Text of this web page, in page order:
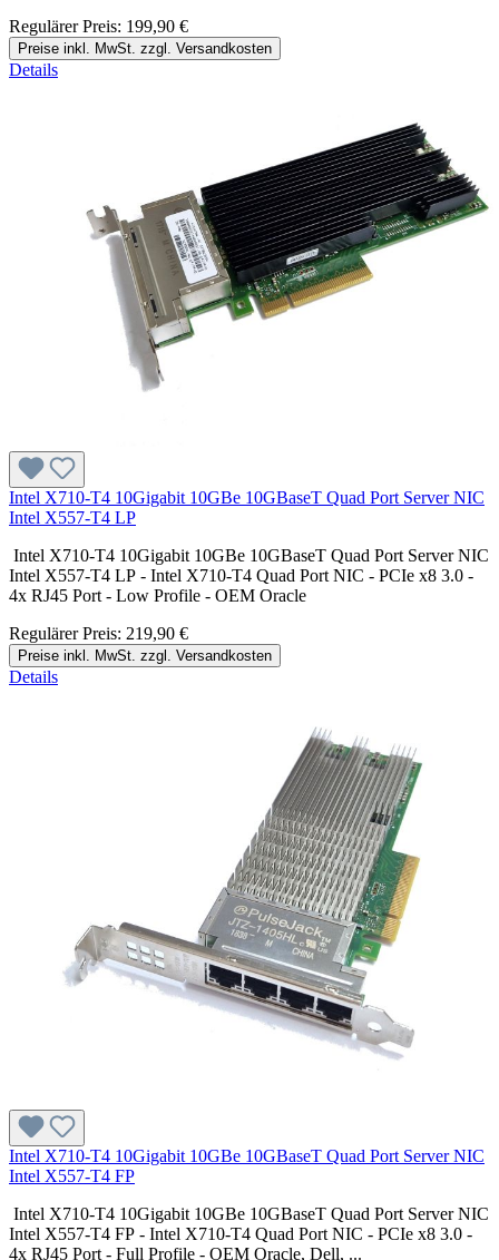
Regulärer Preis: 199,90 €
Preise inkl. MwSt. zzgl. Versandkosten
Details
Intel X710-T4 10Gigabit 10GBe 10GBaseT Quad Port Server NIC
Intel X557-T4 LP
Intel X710-T4 10Gigabit 10GBe 10GBaseT Quad Port Server NIC
Intel X557-T4 LP - Intel X710-T4 Quad Port NIC - PCIe x8 3.0 -
4x RJ45 Port - Low Profile - OEM Oracle
Regulärer Preis: 219,90 €
Preise inkl. MwSt. zzgl. Versandkosten
Details
Intel X710-T4 10Gigabit 10GBe 10GBaseT Quad Port Server NIC
Intel X557-T4 FP
Intel X710-T4 10Gigabit 10GBe 10GBaseT Quad Port Server NIC
Intel X557-T4 FP - Intel X710-T4 Quad Port NIC - PCIe x8 3.0 -
4x RJ45 Port - Full Profile - OEM Oracle, Dell, ...